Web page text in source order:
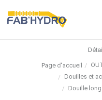
Page d'accueil
Douilles et
Douille